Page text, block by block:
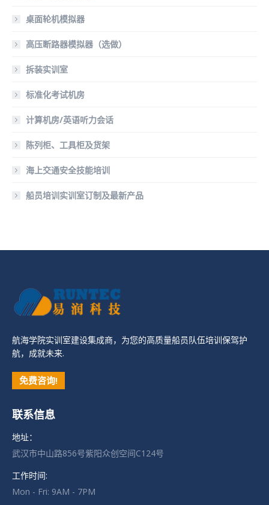
桌面轮机模拟器
高压断路器模拟器（选做）
拆装实训室
标准化考试机房
计算机房/英语听力会话
陈列柜、工具柜及货架
海上交通安全技能培训
船员培训实训室订制及最新产品
航海学院实训室建设集成商，为您的高质量船员队伍培训保驾护
航，成就未来.
免费咨询!
联系信息
地址：
武汉市中山路856号紫阳众创空间C124号
工作时间:
Mon - Fri: 9AM - 7PM